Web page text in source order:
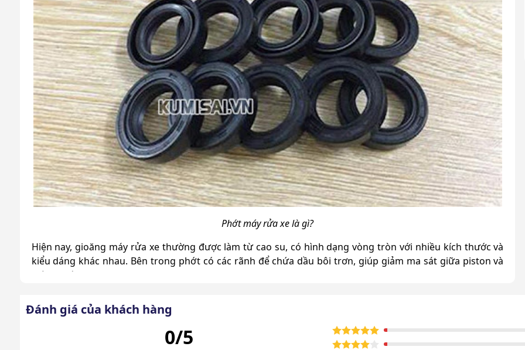
Phớt máy rửa xe là gì?
Hiện nay, gioăng máy rửa xe thường được làm từ cao su, có hình dạng vòng tròn với nhiều kích thước và
kiểu dáng khác nhau. Bên trong phớt có các rãnh để chứa dầu bôi trơn, giúp giảm ma sát giữa piston và
thành máy bơm.
Phớt máy rửa xe có công dụng gì?
Là một bộ phận quan trọng của máy xịt rửa xe
, phớt đảm nhận các chức năng chính như sau:
Đánh giá của khách hàng
0/5